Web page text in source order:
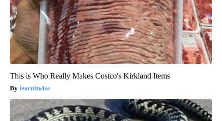
This is Who Really Makes Costco's Kirkland Items
learnitwise